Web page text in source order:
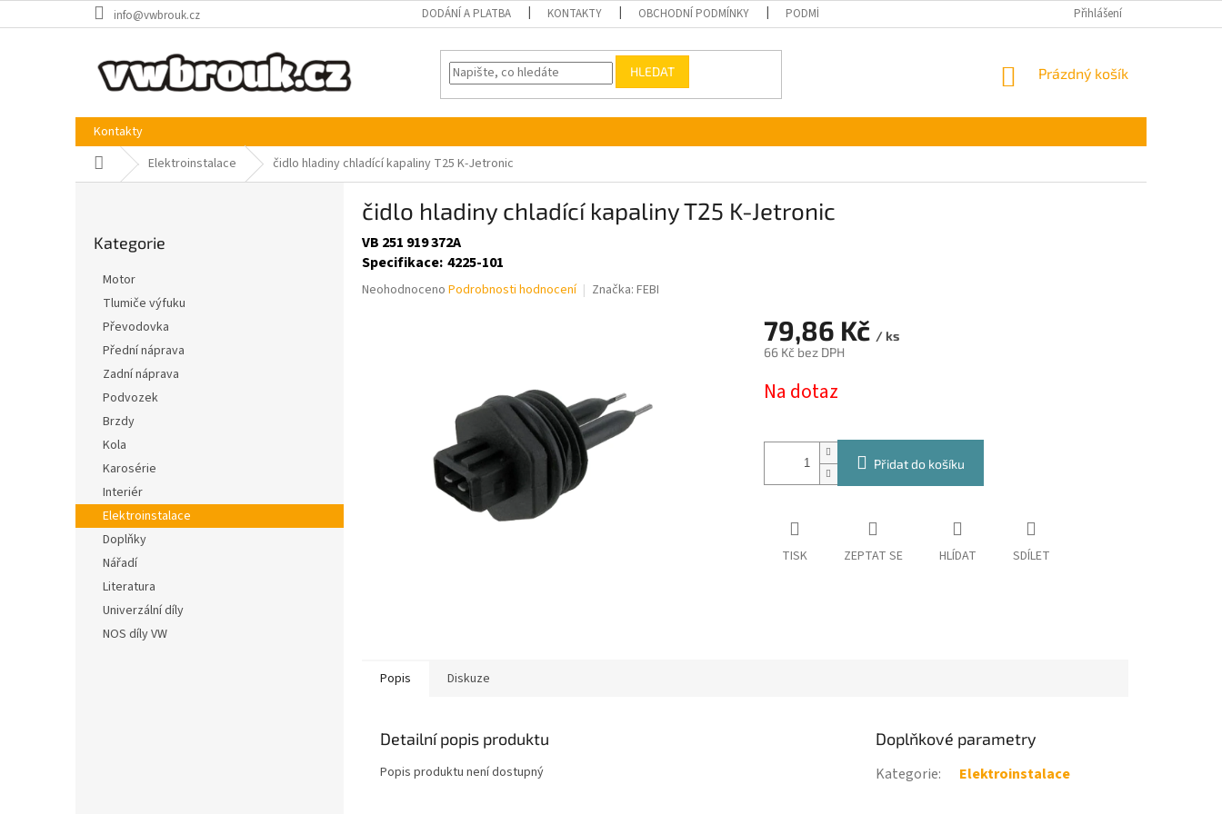
na
info@vwbrouk.cz DODÁNÍ A PLATBA KONTAKTY OBCHODNÍ PODMÍNKY PODMÍNKY OCHRANY OSOBNÍCH ÚDAJŮ Přihlášení
HLEDAT
NÁKUPNÍ
Prázdný košík
Kontakty
Domů Elektroinstalace čidlo hladiny chladící kapaliny T25 K-Jetronic
kategorie
Kategorie
Motor
Tlumiče výfuku
Převodovka
Přední náprava
Zadní náprava
Podvozek
Brzdy
Kola
Karosérie
Interiér
Elektroinstalace
Doplňky
Nářadí
Literatura
Univerzální díly
NOS díly VW
čidlo hladiny chladící kapaliny T25 K-Jetronic
VB 251 919 372A
Specifikace: 4225-101
Průměrné
Neohodnoceno Podrobnosti hodnocení Značka: FEBI
79,86 Kč / ks
66 Kč bez DPH
cena:
Na dotaz
Přidat do košíku
TISK ZEPTAT SE HLÍDAT SDÍLET
Popis Diskuze
Detailní popis produktu
Popis produktu není dostupný
Doplňkové parametry
Kategorie: Elektroinstalace